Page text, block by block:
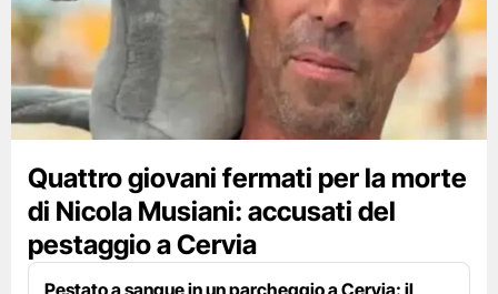
Quattro giovani fermati per la morte
di Nicola Musiani: accusati del
pestaggio a Cervia